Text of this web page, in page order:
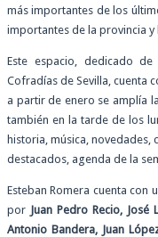
más importantes de los
importantes de la provincia
Este espacio, dedicado
Cofradías de Sevilla, cuenta
a partir de enero se amplía
también en la tarde de los
historia, música, novedades,
destacados, agenda de la
Esteban Romera cuenta
por Juan Pedro Recio, José
Antonio Bandera, Juan